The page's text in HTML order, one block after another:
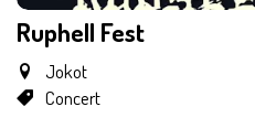
Ruphell Fest
Jokot
Concert